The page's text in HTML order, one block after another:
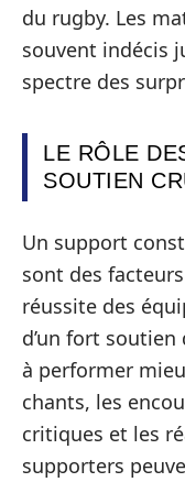
du rugby. Les
souvent indécis
spectre des
LE RÔLE
SOUTIEN
Un support
sont des
réussite des
d’un fort
à performer
chants, les
critiques et les
supporters